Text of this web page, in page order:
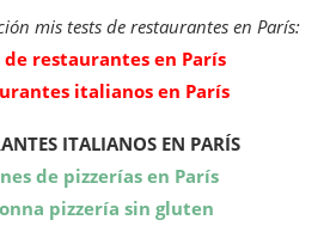
mis tests de restaurantes en París:
restaurantes en París
italianos en París
ITALIANOS EN PARÍS
de pizzerías en París
pizzería sin gluten